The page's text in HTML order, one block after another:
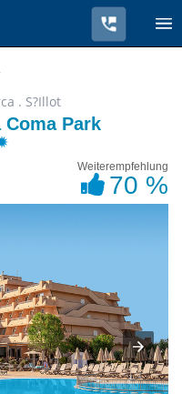
. S?Illot
Coma Park
Weiterempfehlung
70 %